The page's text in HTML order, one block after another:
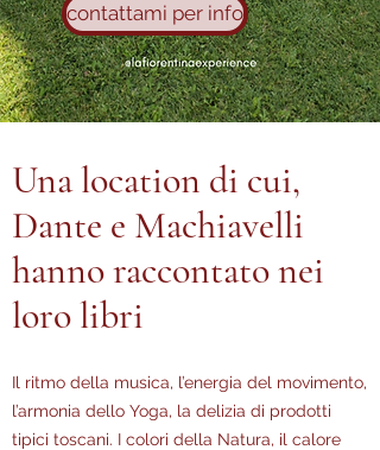
contattami per info
Una location di cui,
Dante e Machiavelli
hanno raccontato nei
loro libri
Il ritmo della musica, l’energia del movimento,
l’armonia dello Yoga, la delizia di prodotti
tipici toscani. I colori della Natura, il calore